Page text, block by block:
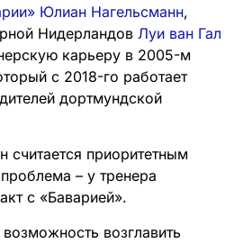
Юлиан Нагельсманн,
Нидерландов Луи ван Гал
карьеру в 2005-м
с 2018-го работает
дортмундской
считается приоритетным
– у тренера
с «Баварией».
возглавить